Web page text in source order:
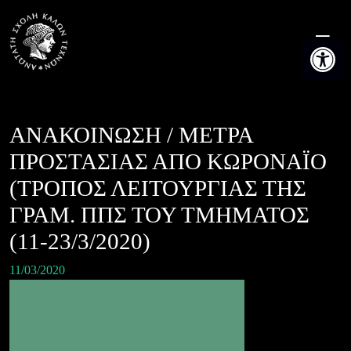
Ανοίξτε
content
ΑΝΑΚΟΙΝΩΣΗ / ΜΕΤΡΑ
ΠΡΟΣΤΑΣΙΑΣ ΑΠΟ ΚΩΡΟΝΑΪΟ
(ΤΡΟΠΟΣ ΛΕΙΤΟΥΡΓΙΑΣ ΤΗΣ
ΓΡΑΜ. ΠΠΣ ΤΟΥ ΤΜΗΜΑΤΟΣ
(11-23/3/2020)
11/03/2020